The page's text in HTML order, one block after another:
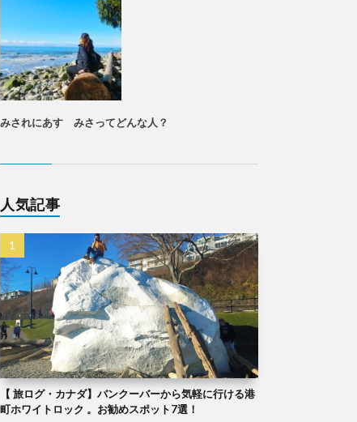
みされにあす みさってどんな人？
人気記事
【 旅ログ・カナダ】バンクーバーから気軽に行ける港
町ホワイトロック 。お勧めスポット7選！